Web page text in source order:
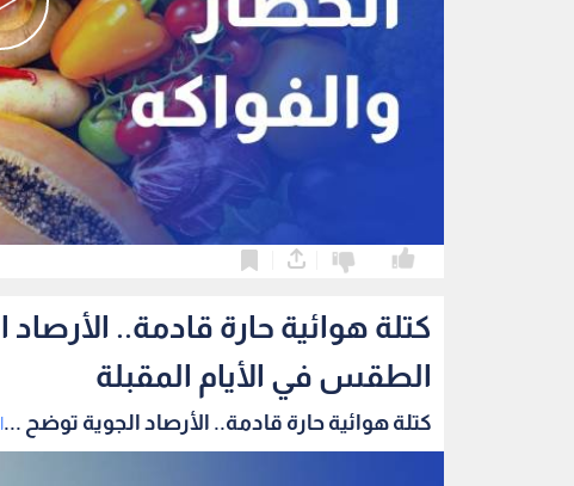
كتلة هوائية حارة قادمة..
الطقس في الأيام المقبلة
كتلة هوائية حارة قادمة.. الأرصاد الجوية توضح ...